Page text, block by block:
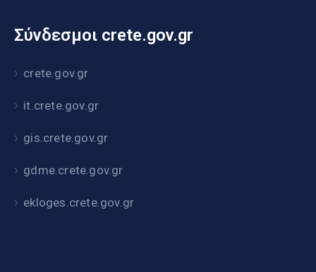
Σύνδεσμοι crete.gov.gr
crete.gov.gr
it.crete.gov.gr
gis.crete.gov.gr
gdme.crete.gov.gr
ekloges.crete.gov.gr